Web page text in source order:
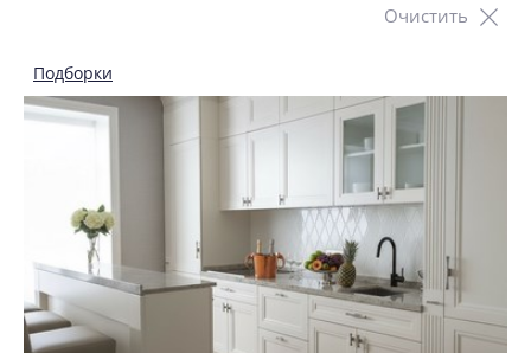
Очистить
Подборки